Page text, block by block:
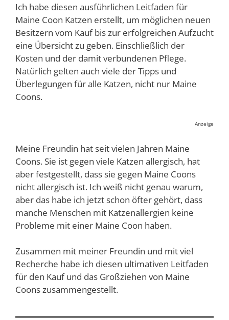
Ich habe diesen ausführlichen Leitfaden für
Maine Coon Katzen erstellt, um möglichen neuen
Besitzern vom Kauf bis zur erfolgreichen Aufzucht
eine Übersicht zu geben. Einschließlich der
Kosten und der damit verbundenen Pflege.
Natürlich gelten auch viele der Tipps und
Überlegungen für alle Katzen, nicht nur Maine
Coons.
Anzeige
Meine Freundin hat seit vielen Jahren Maine
Coons. Sie ist gegen viele Katzen allergisch, hat
aber festgestellt, dass sie gegen Maine Coons
nicht allergisch ist. Ich weiß nicht genau warum,
aber das habe ich jetzt schon öfter gehört, dass
manche Menschen mit Katzenallergien keine
Probleme mit einer Maine Coon haben.
Zusammen mit meiner Freundin und mit viel
Recherche habe ich diesen ultimativen Leitfaden
für den Kauf und das Großziehen von Maine
Coons zusammengestellt.